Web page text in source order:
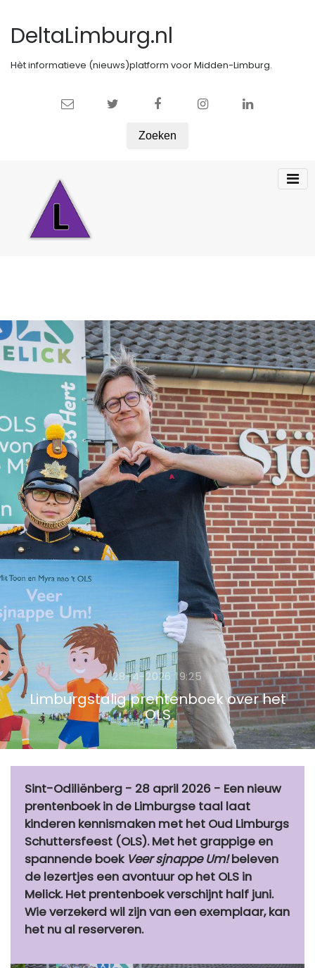
DeltaLimburg.nl
Hèt informatieve (nieuws)platform voor Midden-Limburg.
Zoeken
28-4-2026 19:25
Limburgstalig prentenboek over het
OLS
Sint-Odiliënberg - 28 april 2026 - Een nieuw
prentenboek in de Limburgse taal laat
kinderen kennismaken met het Oud Limburgs
Schuttersfeest (OLS). Met het grappige en
spannende boek Veer sjnappe Um!beleven
de lezertjes een avontuur op het OLS in
Melick. Het prentenboek verschijnt half juni.
Wie verzekerd wil zijn van een exemplaar, kan
het nu al reserveren.